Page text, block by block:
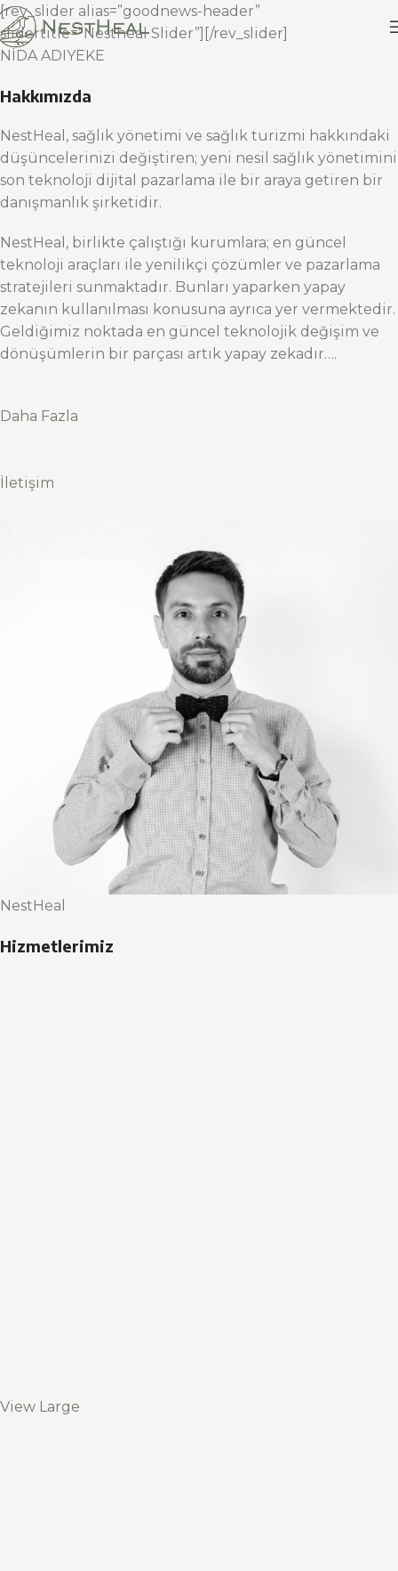
[rev_slider alias=”goodnews-header”
slidertitle=”Nestheal Slider”][/rev_slider]
NİDA ADIYEKE
Hakkımızda
NestHeal, sağlık yönetimi ve sağlık turizmi hakkındaki
düşüncelerinizi değiştiren; yeni nesil sağlık yönetimini
son teknoloji dijital pazarlama ile bir araya getiren bir
danışmanlık şirketidir.
NestHeal, birlikte çalıştığı kurumlara; en güncel
teknoloji araçları ile yenilikçi çözümler ve pazarlama
stratejileri sunmaktadır. Bunları yaparken yapay
zekanın kullanılması konusuna ayrıca yer vermektedir.
Geldiğimiz noktada en güncel teknolojik değişim ve
dönüşümlerin bir parçası artık yapay zekadır….
Daha Fazla
İletişim
NestHeal
Hizmetlerimiz
View Large